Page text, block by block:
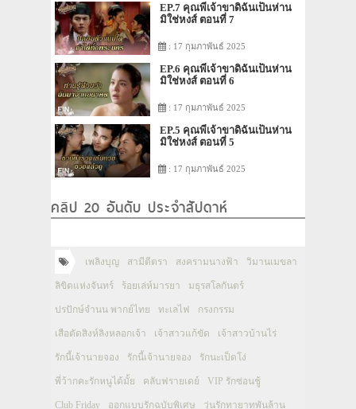
EP.7 คุณพี่เจ้าขาดิฉันเป็นห่าน
มิใช่หงส์ ตอนที่ 7
: 17 กุมภาพันธ์ 2025
EP.6 คุณพี่เจ้าขาดิฉันเป็นห่าน
มิใช่หงส์ ตอนที่ 6
: 17 กุมภาพันธ์ 2025
EP.5 คุณพี่เจ้าขาดิฉันเป็นห่าน
มิใช่หงส์ ตอนที่ 5
: 17 กุมภาพันธ์ 2025
คลิป 20 อันดับ ประจำสัปดาห์
เพลิงบุญ สามีตีตรา สงครามนางฟ้า วิมานเมขลา
ลิขิตแห่งจันทร์ ร้อยเล่ห์มารยา มธุรสโลกันตร์
ปรปักษ์จำนน พากย์ไทย ทะเลไฟ กรงกรรม
เสือตัดสิงห์ลิงหลอกเจ้า เจ้าสาวแก้ขัด เจ้าสาวบ้านไร่
รักนี้เจ้านายจอง รักนี้เจ้านายจอง รักนะเป็ดโง่
พี่ว้ากคะรักหนูได้มั้ย คลับฟรายเดย์ VIP รักซ่อนชู้
Club Friday ออกแบบรักฉบับพิเศษ วุ่นรักทายาทพันล้าน